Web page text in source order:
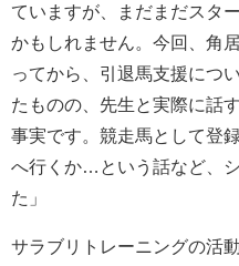
ていますが、まだまだスタ
かもしれません。今回、角
ってから、引退馬支援につ
たものの、先生と実際に話
事実です。競走馬として登
へ行くか…という話など、
た」
サラブリトレーニングの活